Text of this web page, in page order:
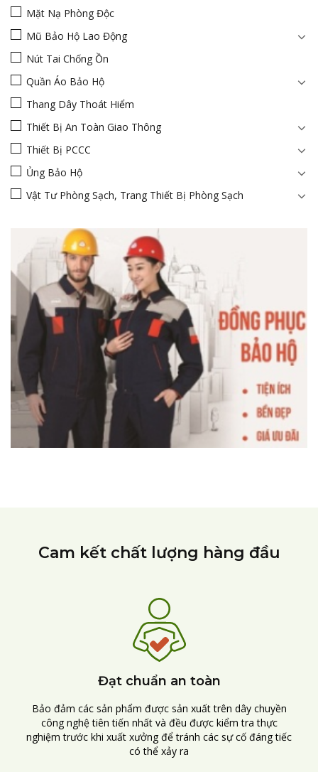
Mặt Nạ Phòng Độc
Mũ Bảo Hộ Lao Động
Nút Tai Chống Ồn
Quần Áo Bảo Hộ
Thang Dây Thoát Hiểm
Thiết Bị An Toàn Giao Thông
Thiết Bị PCCC
Ủng Bảo Hộ
Vật Tư Phòng Sạch, Trang Thiết Bị Phòng Sạch
Cam kết chất lượng hàng đầu
Đạt chuẩn an toàn
Bảo đảm các sản phẩm được sản xuất trên dây chuyền
công nghệ tiên tiến nhất và đều được kiểm tra thực
nghiệm trước khi xuất xưởng để tránh các sự cố đáng tiếc
có thể xảy ra